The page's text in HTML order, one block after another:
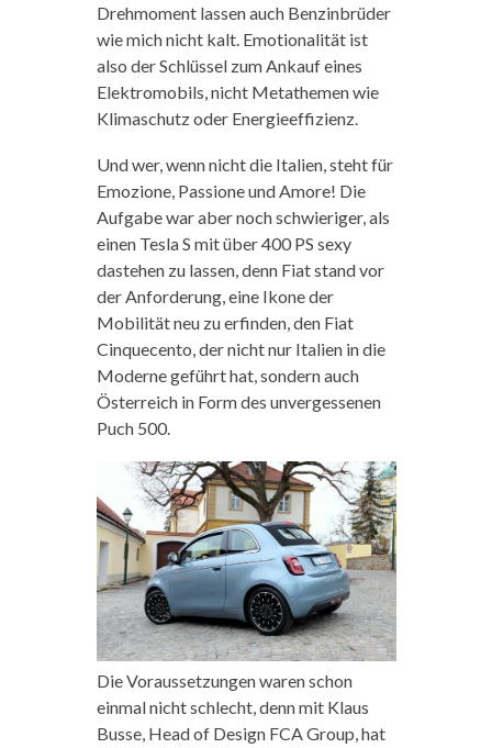
Drehmoment lassen auch Benzinbrüder
wie mich nicht kalt. Emotionalität ist
also der Schlüssel zum Ankauf eines
Elektromobils, nicht Metathemen wie
Klimaschutz oder Energieeffizienz.
Und wer, wenn nicht die Italien, steht für
Emozione, Passione und Amore! Die
Aufgabe war aber noch schwieriger, als
einen Tesla S mit über 400 PS sexy
dastehen zu lassen, denn Fiat stand vor
der Anforderung, eine Ikone der
Mobilität neu zu erfinden, den Fiat
Cinquecento, der nicht nur Italien in die
Moderne geführt hat, sondern auch
Österreich in Form des unvergessenen
Puch 500.
Die Voraussetzungen waren schon
einmal nicht schlecht, denn mit Klaus
Busse, Head of Design FCA Group, hat